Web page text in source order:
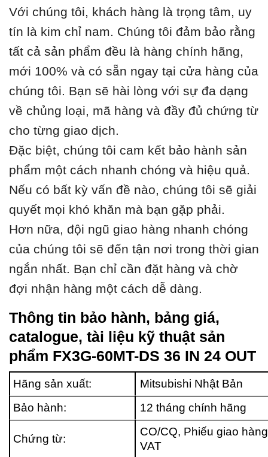
Với chúng tôi, khách hàng là trọng tâm, uy
tín là kim chỉ nam. Chúng tôi đảm bảo rằng
tất cả sản phẩm đều là hàng chính hãng,
mới 100% và có sẵn ngay tại cửa hàng của
chúng tôi. Bạn sẽ hài lòng với sự đa dạng
về chủng loại, mã hàng và đầy đủ chứng từ
cho từng giao dịch.
Đặc biệt, chúng tôi cam kết bảo hành sản
phẩm một cách nhanh chóng và hiệu quả.
Nếu có bất kỳ vấn đề nào, chúng tôi sẽ giải
quyết mọi khó khăn mà bạn gặp phải.
Hơn nữa, đội ngũ giao hàng nhanh chóng
của chúng tôi sẽ đến tận nơi trong thời gian
ngắn nhất. Bạn chỉ cần đặt hàng và chờ
đợi nhận hàng một cách dễ dàng.
Thông tin bảo hành, bảng giá,
catalogue, tài liệu kỹ thuật sản
phẩm FX3G-60MT-DS 36 IN 24 OUT
Hãng sản xuất:
Mitsubishi Nhật Bản
Bảo hành:
12 tháng chính hãng
Chứng từ:
CO/CQ, Phiếu giao
VAT